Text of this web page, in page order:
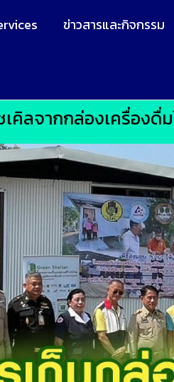
ข่าวสารและกิจกรรม
คิลจากกล่องเครื่องดื่